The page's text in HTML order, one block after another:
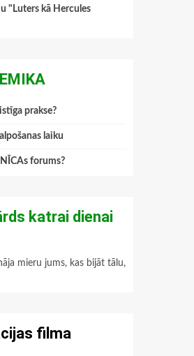
"Luters kā Hercules
prakse?
laiku
forums?
katrai dienai
mieru jums, kas bijāt tālu,
filma